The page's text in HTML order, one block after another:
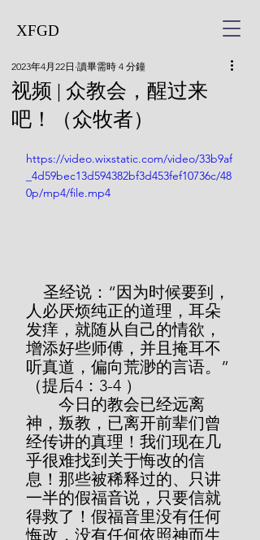
XFGD
视频 | 众教会，醒过来
吧！（众牧者）
2023年4月22日 讀畢需時 4 分鐘
https://video.wixstatic.com/video/33b9af
_4d59bec13d594382bf3d453fef10736c/48
0p/mp4/file.mp4
圣经说：“因为时候要到，
人必厌烦纯正的道理，耳朵
发痒，就随从自己的情欲，
增添好些师傅，并且掩耳不
听真道，偏向荒渺的言语。”
（提后4：3-4 ）
今日的教会已经远离
神，叛教，已离开前辈们曾
经传讲的真理！我们现在几
乎很难找到关于悔改的信
息！那些被稀释过的、只讲
一半的假福音说，只要信就
得救了！假福音里没有任何
悔改，没有任何依照神而生